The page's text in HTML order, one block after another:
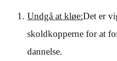
Undgå at kløe:Det er
skoldkopperne for at
dannelse.